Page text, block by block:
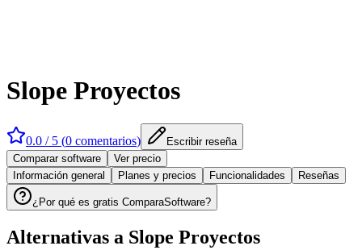
Slope Proyectos
0.0 / 5 (0 comentarios)
Escribir reseña
Comparar software
Ver precio
Información general
Planes y precios Funcionalidades Reseñas
¿Por qué es gratis ComparaSoftware?
Alternativas a Slope Proyectos